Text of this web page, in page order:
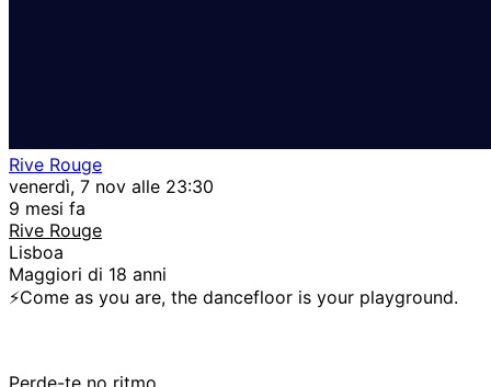
Rive Rouge
venerdì, 7 nov alle 23:30
9 mesi fa
Rive Rouge
Lisboa
Maggiori di 18 anni
⚡️Come as you are, the dancefloor is your playground.
Perde-te no ritmo.